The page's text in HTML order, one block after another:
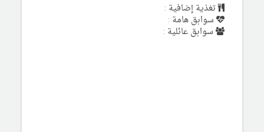
تغذية إضافية :
سوابق هامة :
سوابق عائلية :